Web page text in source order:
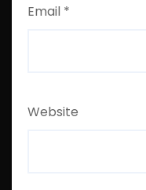
Email *
Website